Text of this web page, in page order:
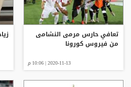
تعافي حارس مرمى النشامى
من فيروس كورونا
2020-11-13 | 10:06 م